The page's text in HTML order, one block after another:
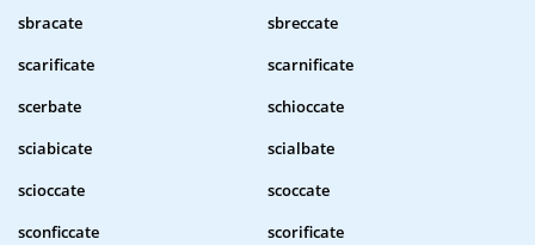
sbracate
sbreccate
scarificate
scarnificate
scerbate
schioccate
sciabicate
scialbate
scioccate
scoccate
sconficcate
scorificate